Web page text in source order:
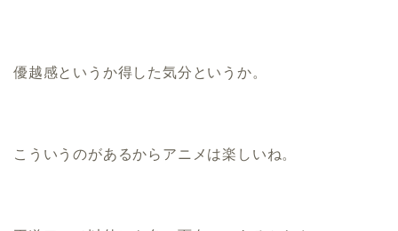
優越感というか得した気分というか。
こういうのがあるからアニメは楽しいね。